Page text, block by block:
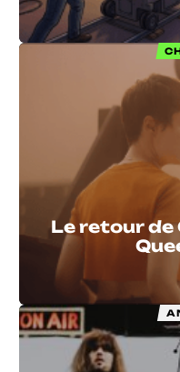
Le retour de